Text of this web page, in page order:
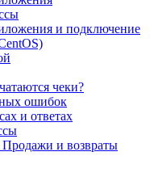
и подключение
чеки?
ошибок
и ответах
Продажи и возвраты